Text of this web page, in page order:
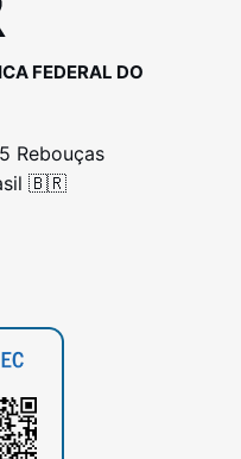
FEDERAL DO
Rebouças
🇧🇷